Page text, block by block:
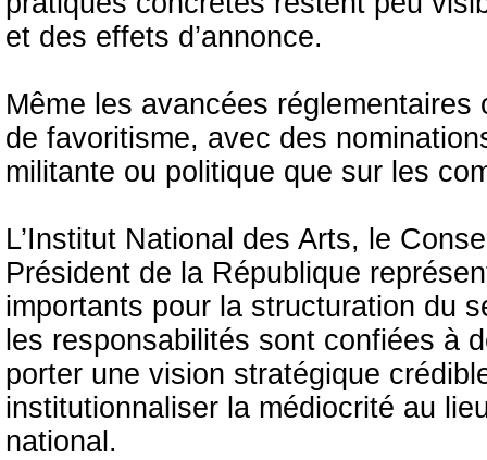
et des effets d’annonce.
Même les avancées
de favoritisme, avec des
militante ou politique que sur les
L’Institut National des Arts, le
Président de la République
importants pour la structuration du
les responsabilités sont confiées à
porter une vision stratégique
institutionnaliser la médiocrité au
national.